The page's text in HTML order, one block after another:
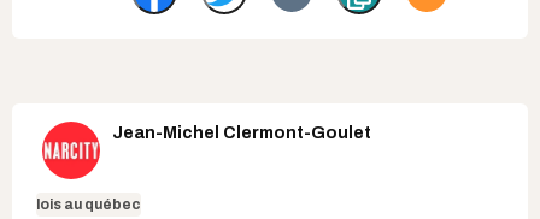
Jean-Michel Clermont-Goulet
lois au québec